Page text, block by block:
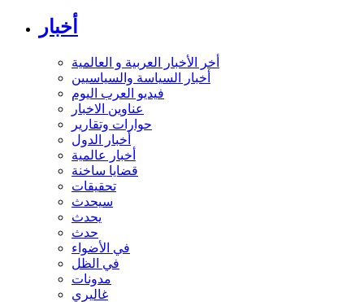
أخبار
أخر الأخبار العربية و العالمية
أخبار السياسة والسياسيين
فيديو العرب اليوم
عناوين الاخبار
حوارات وتقارير
أخبار الدول
أخبار عالمية
قضايا ساخنة
تحقيقات
سيحدث
يحدث
حدث
في الأضواء
في الظل
مدونات
غاليري